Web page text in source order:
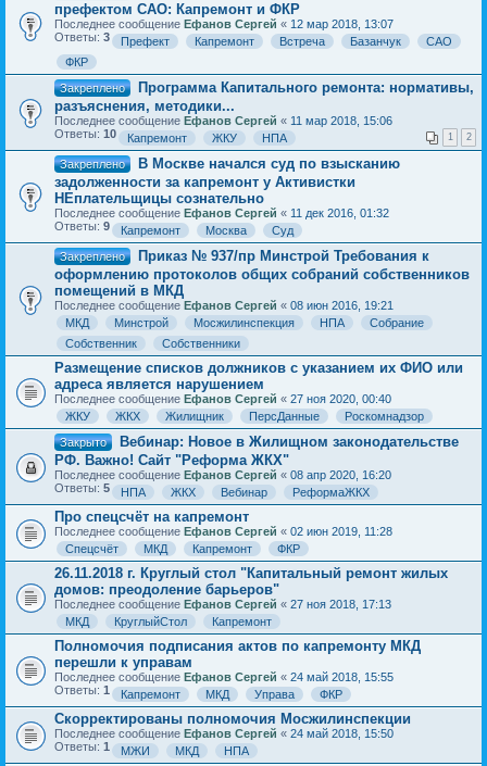
префектом САО: Капремонт и ФКР
Последнее сообщение Ефанов Сергей « 12 мар 2018, 13:07
Ответы: 3 Префект Капремонт Встреча Базанчук
САО
ФКР
Закреплено
Программа Капитального ремонта: нормативы,
разъяснения, методики...
Последнее сообщение Ефанов Сергей « 11 мар 2018, 15:06
Ответы: 10 1 2
Капремонт ЖКУ
НПА
Закреплено
В Москве начался суд по взысканию
задолженности за капремонт у Активистки
НЕплательщицы сознательно
Последнее сообщение Ефанов Сергей « 11 дек 2016, 01:32
Ответы: 9 Капремонт Москва
Суд
Закреплено
Приказ № 937/пр Минстрой Требования к
оформлению протоколов общих собраний собственников
помещений в МКД
Последнее сообщение Ефанов Сергей « 08 июн 2016, 19:21
МКД
Минстрой Мосжилинспекция НПА
Собрание
Собственник
Собственники
Размещение списков должников с указанием их ФИО или
адреса является нарушением
Последнее сообщение Ефанов Сергей « 27 ноя 2020, 00:40
ЖКУ
ЖКХ Жилищник ПерсДанные
Роскомнадзор
Закрыто
Вебинар: Новое в Жилищном законодательстве
РФ. Важно! Сайт "Реформа ЖКХ"
Последнее сообщение Ефанов Сергей « 08 апр 2020, 16:20
Ответы: 5 НПА ЖКХ Вебинар РеформаЖКХ
Про спецсчёт на капремонт
Последнее сообщение Ефанов Сергей « 02 июн 2019, 11:28
Спецсчёт
МКД Капремонт ФКР
26.11.2018 г. Круглый стол "Капитальный ремонт жилых
домов: преодоление барьеров"
Последнее сообщение Ефанов Сергей « 27 ноя 2018, 17:13
МКД
КруглыйСтол Капремонт
Полномочия подписания актов по капремонту МКД
перешли к управам
Последнее сообщение Ефанов Сергей « 24 май 2018, 15:55
Ответы: 1 Капремонт МКД Управа ФКР
Скорректированы полномочия Мосжилинспекции
Последнее сообщение Ефанов Сергей « 24 май 2018, 15:50
Ответы: 1 МЖИ МКД НПА